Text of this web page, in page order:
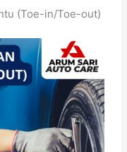
(Toe-in/Toe-out)